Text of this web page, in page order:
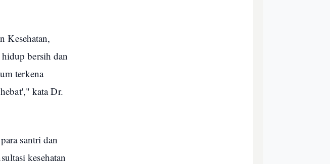
Kesehatan,
bersih dan
terkena
kata Dr.
santri dan
kesehatan